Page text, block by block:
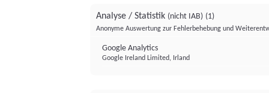
Analyse / Statistik (nicht IAB) (1)
Anonyme Auswertung zur Fehlerbehebung und
Google Analytics
Google Ireland Limited, Irland